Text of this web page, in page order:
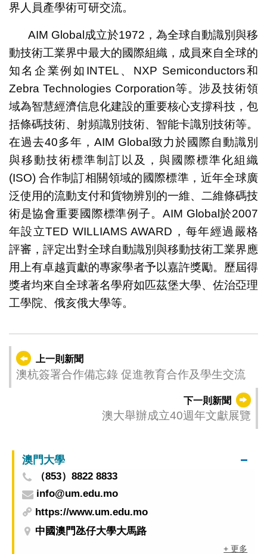
界人員產學術可研交流。
AIM Global成立於1972，為全球自動識別與移
動技術工業界中最大的國際組織，成員來自全球的
知名企業例如INTEL、NXP Semiconductors和
Zebra Technologies Corporation等。涉及技術領
域為智慧經濟信息化建設的重要核心支撐科技，包
括條碼技術、射頻識別技術、智能卡識別技術等。
在過去40多年，AIM Global致力於國際自動識別
與移動技術標準制訂以及，與國際標準化組織
(ISO) 合作制訂相關領域的國際標準，近年全球廣
泛使用的流動支付和貨物辨別的一維、二維條碼技
術是協會重要國際標準例子。AIM Global於2007
年設立TED WILLIAMS AWARD，每年經過嚴格
評審，評定出對全球自動識別與移動技術工業界應
用上有卓越貢獻的專家學者予以嘉許獎勵。歷屆得
獎者均來自全球著名學府如匹茲堡大學、佐治亞理
工學院、俄亥俄大學等。
上一則新聞
澳杭簽署合作備忘錄 促進教育合作及學生交流
下一則新聞
澳大舉辦成立40週年文獻展覽
澳門大學
（853）8822 8833
info@um.edu.mo
https://www.um.edu.mo
中國澳門氹仔大學大馬路
+ 更多